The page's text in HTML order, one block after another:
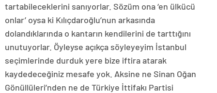
tartabileceklerini sanıyorlar. Sözüm ona ‘en ülkücü
onlar’ oysa ki Kılıçdaroğlu’nun arkasında
dolandıklarında o kantarın kendilerini de tarttığını
unutuyorlar. Öyleyse açıkça söyleyeyim İstanbul
seçimlerinde durduk yere bize iftira atarak
kaydedeceğiniz mesafe yok. Aksine ne Sinan Oğan
Gönüllüleri’nden ne de Türkiye İttifakı Partisi